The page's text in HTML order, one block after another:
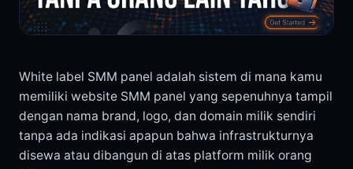
White label SMM panel adalah sistem di mana kamu
memiliki website SMM panel yang sepenuhnya tampil
dengan nama brand, logo, dan domain milik sendiri
tanpa ada indikasi apapun bahwa infrastrukturnya
disewa atau dibangun di atas platform milik orang